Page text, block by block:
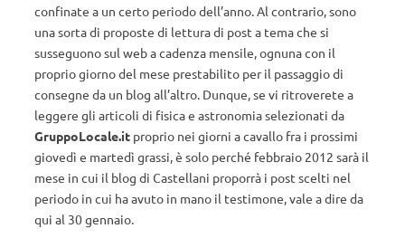
confinate a un certo periodo dell’anno. Al contrario, sono
una sorta di proposte di lettura di post a tema che si
susseguono sul web a cadenza mensile, ognuna con il
proprio giorno del mese prestabilito per il passaggio di
consegne da un blog all’altro. Dunque, se vi ritroverete a
leggere gli articoli di fisica e astronomia selezionati da
GruppoLocale.it proprio nei giorni a cavallo fra i prossimi
giovedì e martedì grassi, è solo perché febbraio 2012 sarà il
mese in cui il blog di Castellani proporrà i post scelti nel
periodo in cui ha avuto in mano il testimone, vale a dire da
qui al 30 gennaio.